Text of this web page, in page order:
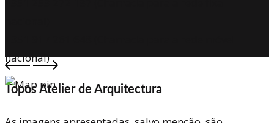
nacional)
Topos Atelier de Arquitectura